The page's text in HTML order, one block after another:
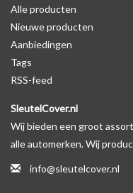
Geschikt voor: BMW
Gewicht: 20g
Materiaal: Siliconen
Geschikt voor o.a. de
* Afhankelijk van het
* Controleer
altijd alsnog
Alle producten
Nieuwe producten
Aanbiedingen
Tags
RSS-feed
SleutelCover.nl
Wij bieden een groot
alle automerken. Wij
info@sleutelcover.nl